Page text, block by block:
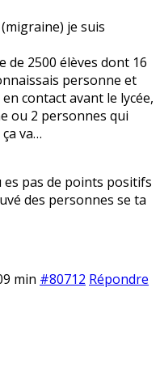
(migraine) je suis
de 2500 élèves dont 16
personne et
contact avant le lycée,
ou 2 personnes qui
va…
es pas de points positifs
des personnes se ta
min #80712 Répondre